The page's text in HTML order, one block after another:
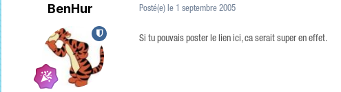
BenHur Posté(e) le 1 septembre 2005
Si tu pouvais poster le lien ici, ca serait super en effet.